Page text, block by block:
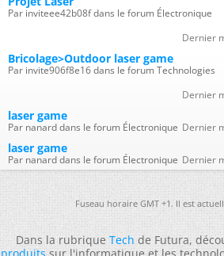
Par inviteee42b08f dans le forum Électronique
Dernier
Bricolage>Outdoor laser game
Par invite906f8e16 dans le forum Technologies
Dernier
laser game
Par nanard dans le forum Électronique Dernier
laser game
Par nanard dans le forum Électronique Dernier
Fuseau horaire GMT +1. Il est
Dans la rubriqueTechde Futura,